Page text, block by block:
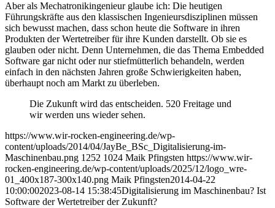
Aber als Mechatronikingenieur glaube ich: Die heutigen
Führungskräfte aus den klassischen Ingenieursdisziplinen müssen
sich bewusst machen, dass schon heute die Software in ihren
Produkten der Wertetreiber für ihre Kunden darstellt. Ob sie es
glauben oder nicht. Denn Unternehmen, die das Thema Embedded
Software gar nicht oder nur stiefmütterlich behandeln, werden
einfach in den nächsten Jahren große Schwierigkeiten haben,
überhaupt noch am Markt zu überleben.
Die Zukunft wird das entscheiden. 520 Freitage und
wir werden uns wieder sehen.
https://www.wir-rocken-engineering.de/wp-
content/uploads/2014/04/JayBe_BSc_Digitalisierung-im-
Maschinenbau.png 1252 1024 Maik Pfingsten https://www.wir-
rocken-engineering.de/wp-content/uploads/2025/12/logo_wre-
01_400x187-300x140.png Maik Pfingsten2014-04-22
10:00:002023-08-14 15:38:45Digitalisierung im Maschinenbau? Ist
Software der Wertetreiber der Zukunft?